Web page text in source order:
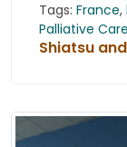
Tags: France,
Palliative Care
Shiatsu